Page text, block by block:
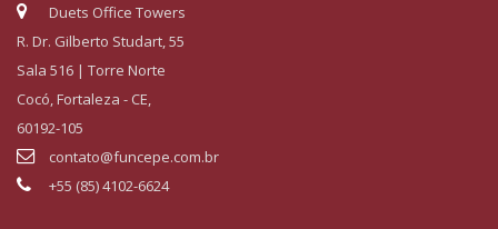
Duets Office Towers
R. Dr. Gilberto Studart, 55
Sala 516 | Torre Norte
Cocó, Fortaleza - CE,
60192-105
contato@funcepe.com.br
+55 (85) 4102-6624